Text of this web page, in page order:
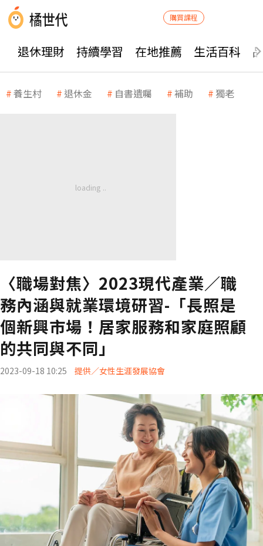
購買課程
退休理財 持續學習 在地推薦 生活百科
養生村 退休金 自書遺囑 補助 獨老
〈職場對焦〉2023現代產業／職
務內涵與就業環境研習-「長照是
個新興市場！居家服務和家庭照顧
的共同與不同」
2023-09-18 10:25 提供／女性生涯發展協會